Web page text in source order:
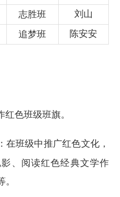
志胜班 刘山
追梦班 陈安安
红色班级班旗。
在班级中推广红色文化，
、阅读红色经典文学作